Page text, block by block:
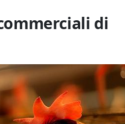
di